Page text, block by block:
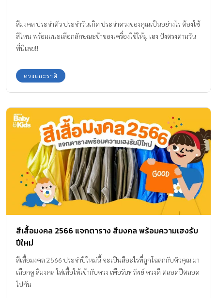
สีมงคล ประจำตัว ประจำวันเกิด ประจำดวงของคุณเป็นอย่างไร ต้องใช้
สีไหน พร้อมแนะเลือกลักษณะข้าของเครื่องใช้ให้มู เฮง ปังตรงตามวัน
ที่นี่เลย!!
ดวงและราศี
สีเสื้อมงคล 2566 แจกตาราง สีมงคล พร้อมความเฮงรับ
ปีใหม่
สีเสื้อมงคล 2566 ประจำปีใหม่นี้ จะเป็นสีอะไรที่ถูกโฉลกกับตัวคุณ มา
เลือกดู สีมงคล ใส่เสื้อให้เข้ากับดวง เพื่อรับทรัพย์ ดวงดี ตลอดปีตลอด
ไปกัน